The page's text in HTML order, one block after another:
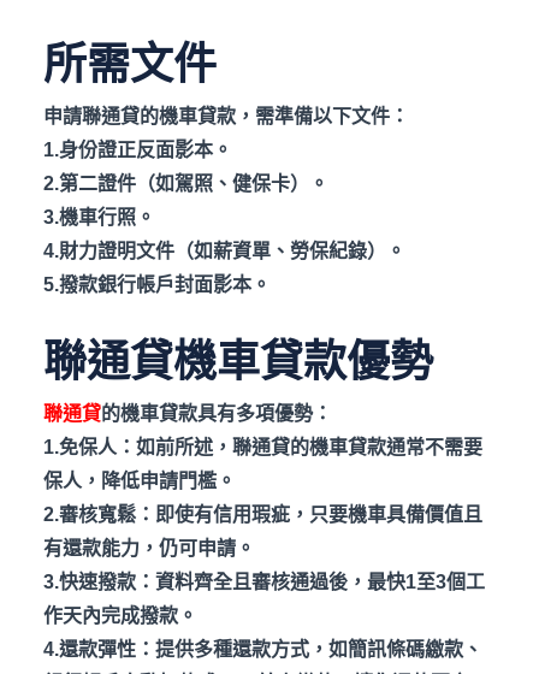
所需文件
申請聯通貸的機車貸款，需準備以下文件：
1.身份證正反面影本。
2.第二證件（如駕照、健保卡）。
3.機車行照。
4.財力證明文件（如薪資單、勞保紀錄）。
5.撥款銀行帳戶封面影本。
聯通貸機車貸款優勢
聯通貸的機車貸款具有多項優勢：
1.免保人：如前所述，聯通貸的機車貸款通常不需要
保人，降低申請門檻。
2.審核寬鬆：即使有信用瑕疵，只要機車具備價值且
有還款能力，仍可申請。
3.快速撥款：資料齊全且審核通過後，最快1至3個工
作天內完成撥款。
4.還款彈性：提供多種還款方式，如簡訊條碼繳款、